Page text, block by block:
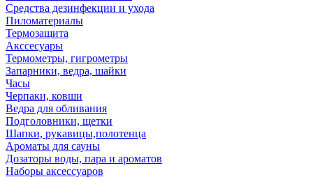
Средства дезинфекции и ухода
Пиломатериалы
Термозащита
Аксcесуары
Термометры, гигрометры
Запарники, ведра, шайки
Часы
Черпаки, ковши
Ведра для обливания
Подголовники, щетки
Шапки, рукавицы,полотенца
Ароматы для сауны
Дозаторы воды, пара и ароматов
Наборы аксессуаров